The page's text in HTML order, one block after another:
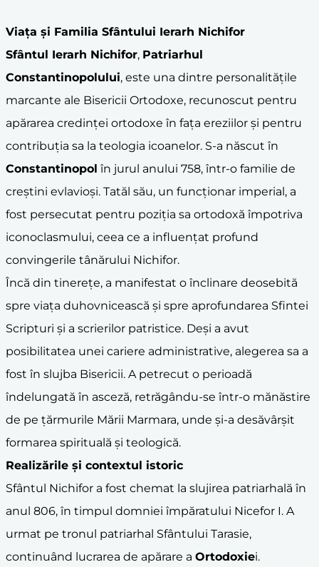
Viața și Familia Sfântului Ierarh Nichifor
Sfântul Ierarh Nichifor, Patriarhul
Constantinopolului, este una dintre personalitățile
marcante ale Bisericii Ortodoxe, recunoscut pentru
apărarea credinței ortodoxe în fața ereziilor și pentru
contribuția sa la teologia icoanelor. S-a născut în
Constantinopol în jurul anului 758, într-o familie de
creștini evlavioși. Tatăl său, un funcționar imperial, a
fost persecutat pentru poziția sa ortodoxă împotriva
iconoclasmului, ceea ce a influențat profund
convingerile tânărului Nichifor.
Încă din tinerețe, a manifestat o înclinare deosebită
spre viața duhovnicească și spre aprofundarea Sfintei
Scripturi și a scrierilor patristice. Deși a avut
posibilitatea unei cariere administrative, alegerea sa a
fost în slujba Bisericii. A petrecut o perioadă
îndelungată în asceză, retrăgându-se într-o mănăstire
de pe țărmurile Mării Marmara, unde și-a desăvârșit
formarea spirituală și teologică.
Realizările și contextul istoric
Sfântul Nichifor a fost chemat la slujirea patriarhală în
anul 806, în timpul domniei împăratului Nicefor I. A
urmat pe tronul patriarhal Sfântului Tarasie,
continuând lucrarea de apărare a Ortodoxiei.